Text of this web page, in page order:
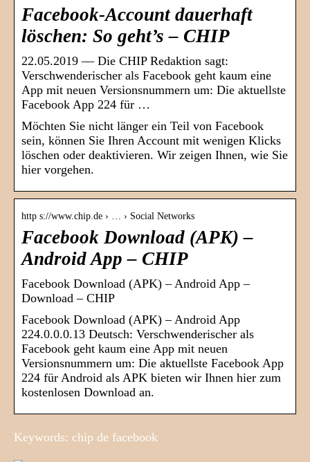
Facebook-Account dauerhaft
löschen: So geht’s – CHIP
22.05.2019 — Die CHIP Redaktion sagt:
Verschwenderischer als Facebook geht kaum eine
App mit neuen Versionsnummern um: Die aktuellste
Facebook App 224 für …
Möchten Sie nicht länger ein Teil von Facebook
sein, können Sie Ihren Account mit wenigen Klicks
löschen oder deaktivieren. Wir zeigen Ihnen, wie Sie
hier vorgehen.
http s://www.chip.de › … › Social Networks
Facebook Download (APK) –
Android App – CHIP
Facebook Download (APK) – Android App –
Download – CHIP
Facebook Download (APK) – Android App
224.0.0.0.13 Deutsch: Verschwenderischer als
Facebook geht kaum eine App mit neuen
Versionsnummern um: Die aktuellste Facebook App
224 für Android als APK bieten wir Ihnen hier zum
kostenlosen Download an.
Keywords: chip de facebook